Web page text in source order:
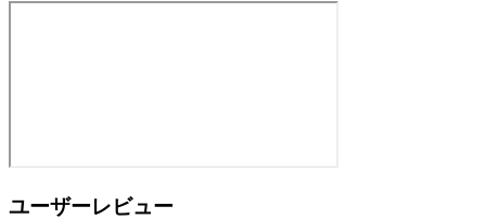
ユーザーレビュー